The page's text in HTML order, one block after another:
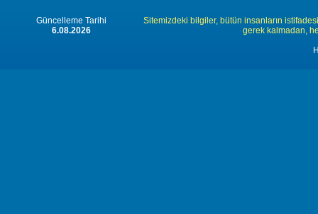
Güncelleme Tarihi
6.08.2026
Sitemizdeki bilgiler, bütün insanların
gerek kalmadan,